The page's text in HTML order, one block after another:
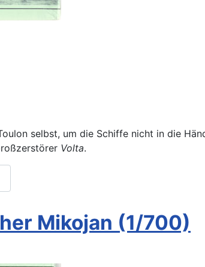
selbst, um die Schiffe nicht in die
Volta.
Mikojan (1/700)